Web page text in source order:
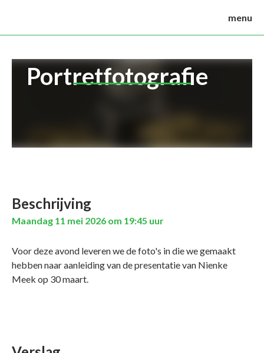
menu
Portretfotografie
Beschrijving
Maandag 11 mei 2026 om 19:45 uur
Voor deze avond leveren we de foto's in die we gemaakt
hebben naar aanleiding van de presentatie van Nienke
Meek op 30 maart.